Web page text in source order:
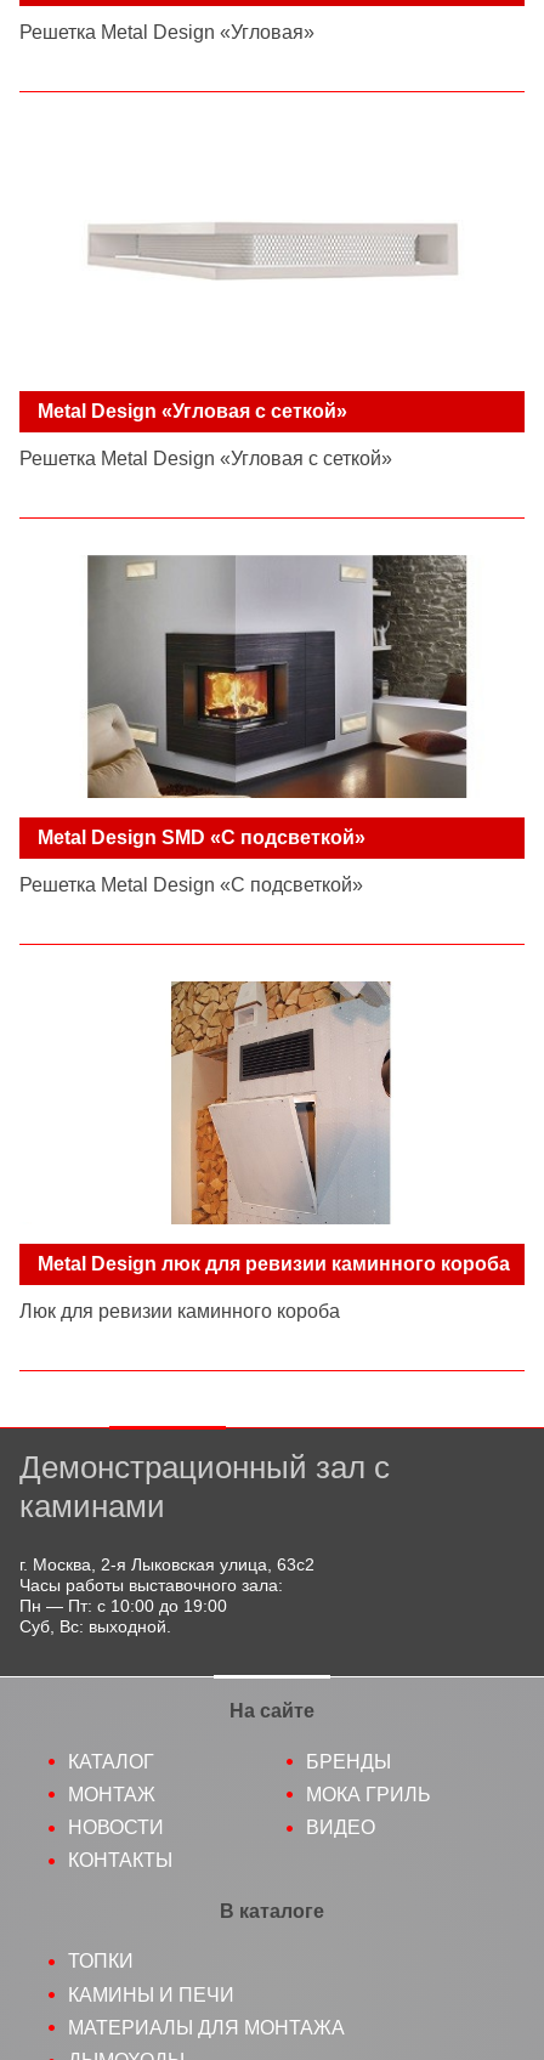
Решетка Metal Design «Угловая»
Metal Design «Угловая с сеткой»
Решетка Metal Design «Угловая с сеткой»
Metal Design SMD «С подсветкой»
Решетка Metal Design «С подсветкой»
Metal Design люк для ревизии каминного короба
Люк для ревизии каминного короба
Демонстрационный зал с
каминами
г. Москва, 2-я Лыковская улица, 63с2
Часы работы выставочного зала:
Пн — Пт: с 10:00 до 19:00
Суб, Вс: выходной.
На сайте
КАТАЛОГ
БРЕНДЫ
МОНТАЖ
МОКА ГРИЛЬ
НОВОСТИ
ВИДЕО
КОНТАКТЫ
В каталоге
ТОПКИ
КАМИНЫ И ПЕЧИ
МАТЕРИАЛЫ ДЛЯ МОНТАЖА